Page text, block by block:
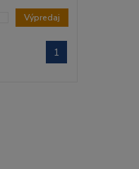
Výpredaj
1